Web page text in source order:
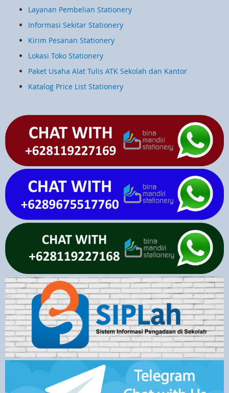
Layanan Pembelian Stationery
Informasi Sekitar Stationery
Kirim Pesanan Stationery
Lokasi Toko Stationery
Paket Usaha Alat Tulis ATK Sekolah dan Kantor
Katalog Price List Stationery